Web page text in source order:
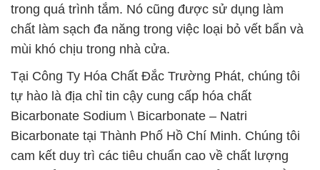
trong quá trình tắm. Nó cũng được sử dụng làm
chất làm sạch đa năng trong việc loại bỏ vết bẩn và
mùi khó chịu trong nhà cửa.
Tại Công Ty Hóa Chất Đắc Trường Phát, chúng tôi
tự hào là địa chỉ tin cậy cung cấp hóa chất
Bicarbonate Sodium \ Bicarbonate – Natri
Bicarbonate tại Thành Phố Hồ Chí Minh. Chúng tôi
cam kết duy trì các tiêu chuẩn cao về chất lượng